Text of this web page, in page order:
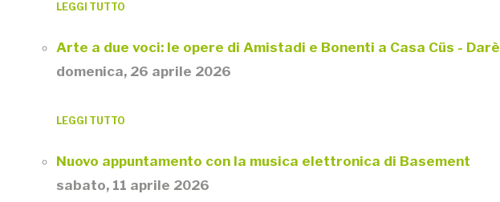
LEGGI TUTTO
Arte a due voci: le opere di Amistadi e Bonenti a Casa Cüs - Darè
domenica, 26 aprile 2026
LEGGI TUTTO
Nuovo appuntamento con la musica elettronica di Basement
sabato, 11 aprile 2026